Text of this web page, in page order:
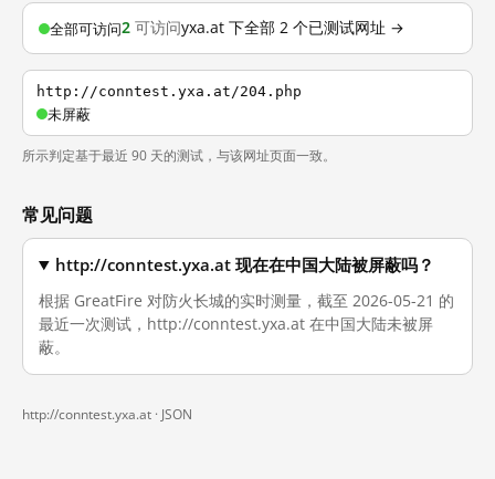
全部可访问2 可访问yxa.at 下全部 2 个已测试网址 →
http://conntest.yxa.at/204.php
未屏蔽
所示判定基于最近 90 天的测试，与该网址页面一致。
常见问题
http://conntest.yxa.at 现在在中国大陆被屏蔽吗？
根据 GreatFire 对防火长城的实时测量，截至 2026-05-21 的
最近一次测试，http://conntest.yxa.at 在中国大陆未被屏
蔽。
http://conntest.yxa.at · JSON